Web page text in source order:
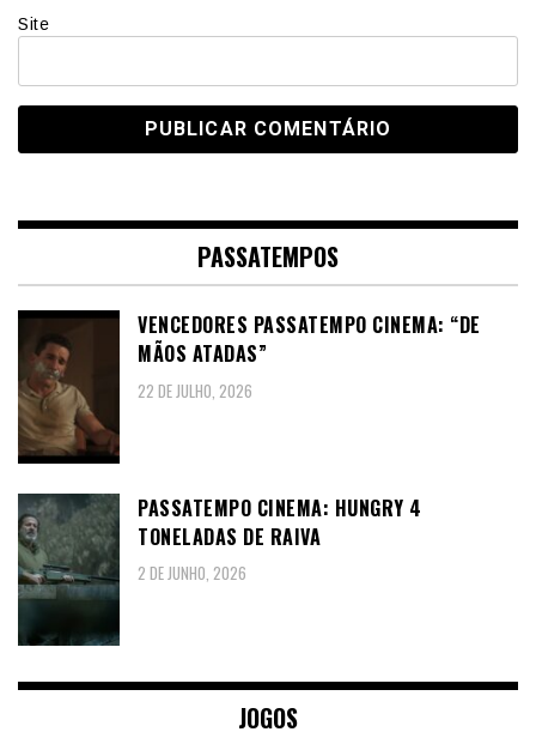
Site
PASSATEMPOS
VENCEDORES PASSATEMPO CINEMA: “DE
MÃOS ATADAS”
22 DE JULHO, 2026
PASSATEMPO CINEMA: HUNGRY 4
TONELADAS DE RAIVA
2 DE JUNHO, 2026
JOGOS